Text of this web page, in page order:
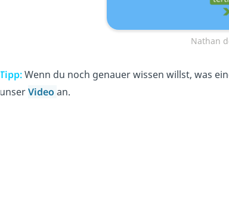
Nathan
Tipp:Wenn du noch genauer wissen willst, was
unserVideo an.